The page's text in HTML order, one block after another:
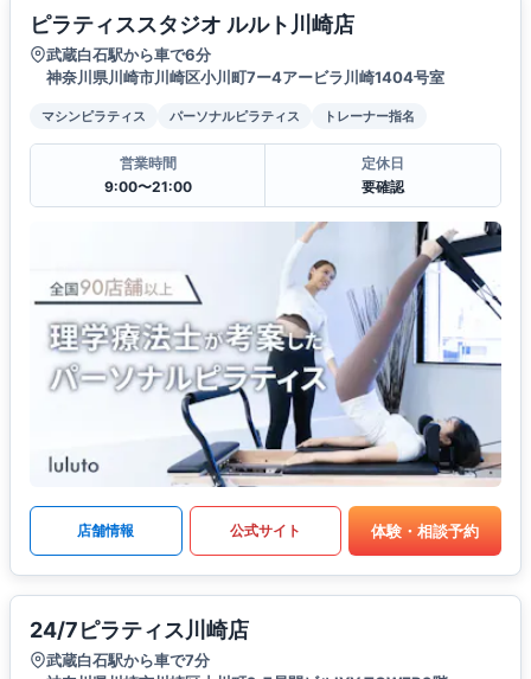
ピラティススタジオ ルルト川崎店
武蔵白石駅から車で6分
神奈川県川崎市川崎区小川町7ー4アービラ川崎1404号室
マシンピラティス パーソナルピラティス トレーナー指名
営業時間
9:00〜21:00
定休日
要確認
店舗情報 公式サイト 体験・相談予約
24/7ピラティス川崎店
武蔵白石駅から車で7分